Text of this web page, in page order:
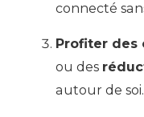
connecté
Profiter des
ou des
autour de soi.